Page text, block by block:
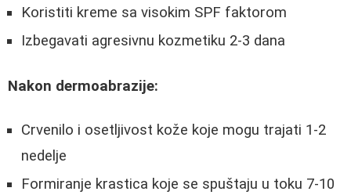
Koristiti kreme sa visokim SPF faktorom
Izbegavati agresivnu kozmetiku 2-3 dana
Nakon dermoabrazije:
Crvenilo i osetljivost kože koje mogu trajati 1-2
nedelje
Formiranje krastica koje se spuštaju u toku 7-10